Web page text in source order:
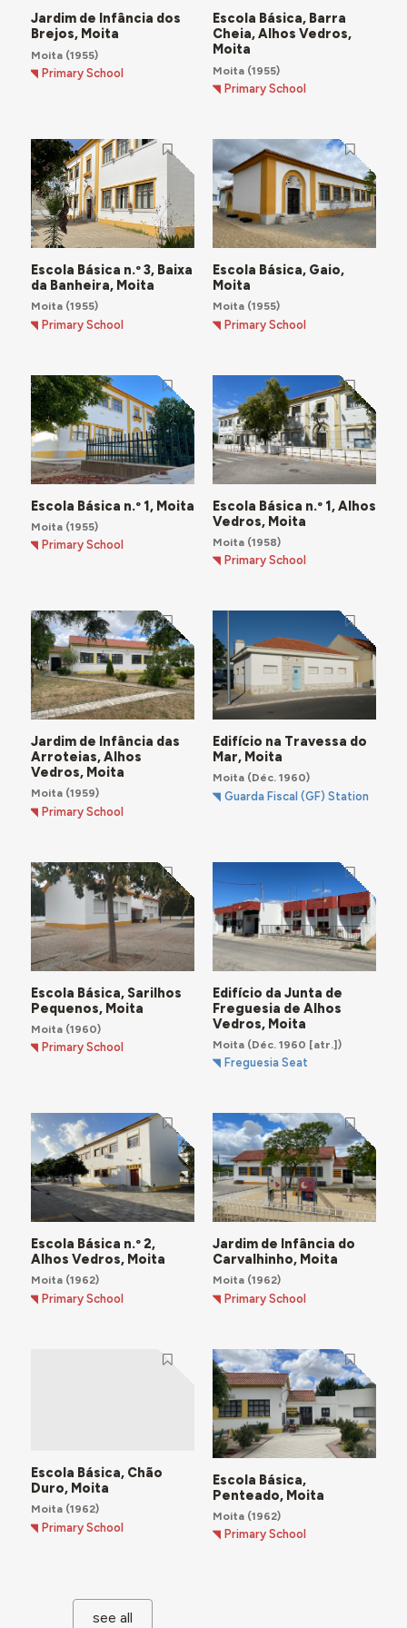
e desportivas com presença significativa na vida
comunitária, como a
Sociedade Filarmónica Estrela
Moitense, a
Alhosvedrense, a
Sociedade Filarmónica Capricho
Ginásio Atlético Clube.
Jardim de Infância dos
Brejos, Moita
Moita(1955)
Primary School
Escola Básica, Barra
Cheia, Alhos Vedros,
Moita
Moita(1955)
Primary School
Escola Básica n.º 3, Baixa
da Banheira, Moita
Moita(1955)
Primary School
Escola Básica, Gaio,
Moita
Moita(1955)
Primary School
Escola Básica n.º 1, Moita
Moita(1955)
Primary School
Escola Básica n.º 1, Alhos
Vedros, Moita
Moita(1958)
Primary School
Jardim de Infância das
Arroteias, Alhos
Vedros, Moita
Moita(1959)
Primary School
Edifício na Travessa do
Mar, Moita
Moita(Déc. 1960)
Guarda Fiscal (GF) Station
Escola Básica, Sarilhos
Pequenos, Moita
Moita(1960)
Primary School
Edifício da Junta de
Freguesia de Alhos
Vedros, Moita
Moita(Déc. 1960 [atr.])
Freguesia Seat
Escola Básica n.º 2,
Alhos Vedros, Moita
Moita(1962)
Primary School
Jardim de Infância do
Carvalhinho, Moita
Moita(1962)
Primary School
Escola Básica, Chão
Duro, Moita
Moita(1962)
Primary School
Escola Básica,
Penteado, Moita
Moita(1962)
Primary School
see all